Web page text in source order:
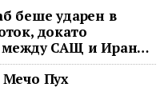
беше ударен в
докато
между САЩ и Иран
Пух